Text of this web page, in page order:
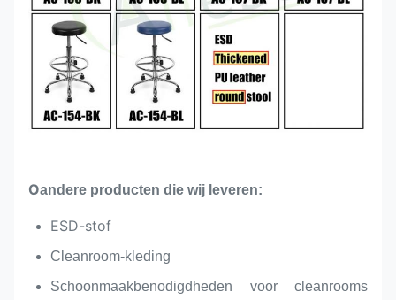
Oandere producten die wij leveren:
ESD-stof
Cleanroom-kleding
Schoonmaakbenodigdheden voor cleanrooms